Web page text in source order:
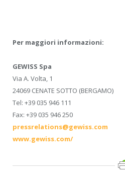
Per maggiori informazioni:
GEWISS Spa
Via A. Volta, 1
24069 CENATE SOTTO (BERGAMO)
Tel: +39 035 946 111
Fax: +39 035 946 250
pressrelations@gewiss.com
www.gewiss.com/